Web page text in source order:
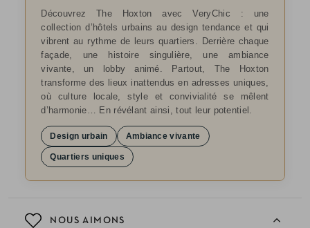
NOUS AIMONS
Découvrez The Hoxton avec VeryChic : une
collection d’hôtels urbains au design tendance et qui
vibrent au rythme de leurs quartiers. Derrière chaque
façade, une histoire singulière, une ambiance
vivante, un lobby animé. Partout, The Hoxton
transforme des lieux inattendus en adresses uniques,
où culture locale, style et convivialité se mêlent
d’harmonie… En révélant ainsi, tout leur potentiel.
Design urbain Ambiance vivante
Quartiers uniques